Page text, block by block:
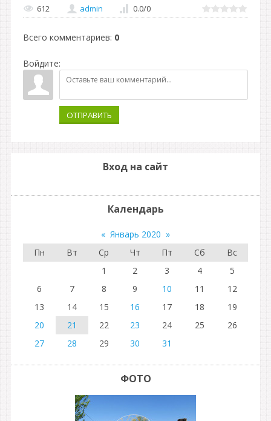
612 admin 0.0/0
Всего комментариев: 0
Войдите:
ОТПРАВИТЬ
Вход на сайт
Календарь
« Январь 2020 »
Пн
Вт Ср Чт Пт Сб
Вс
1
2 3 4
5
6
7 8 9 10 11
12
13
14 15 16 17 18
19
20
21 22 23 24 25
26
27
28 29 30 31
ФОТО